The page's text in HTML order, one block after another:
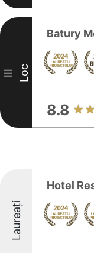
III Loc
Batury
8.8
Laureați
Hotel